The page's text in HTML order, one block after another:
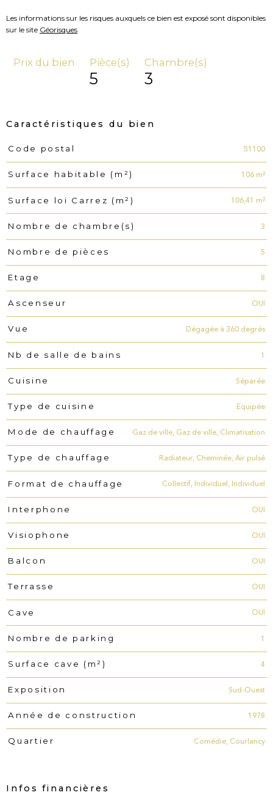
Les informations sur les risques auxquels ce bien est exposé sont disponibles
sur le site Géorisques
Prix du bien Pièce(s)
5
Chambre(s)
3
Caractéristiques du bien
Caractéristiques Valeurs
Code postal 51100
Surface habitable (m²) 106 m²
Surface loi Carrez (m²) 106,41 m²
Nombre de chambre(s) 3
Nombre de pièces 5
Etage 8
Ascenseur OUI
Vue Dégagée à 360 degrés
Nb de salle de bains 1
Cuisine Séparée
Type de cuisine Equipée
Mode de chauffage Gaz de ville, Gaz de ville, Climatisation
Type de chauffage Radiateur, Cheminée, Air pulsé
Format de chauffage Collectif, Individuel, Individuel
Interphone OUI
Visiophone OUI
Balcon OUI
Terrasse OUI
Cave OUI
Nombre de parking 1
Surface cave (m²) 4
Exposition Sud-Ouest
Année de construction 1978
Quartier Comédie, Courlancy
Infos financières